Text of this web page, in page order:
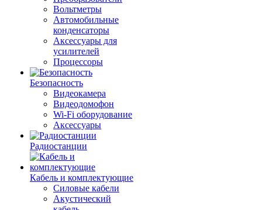
Вольтметры
Автомобильные
конденсаторы
Аксессуары для
усилителей
Процессоры
Безопасность
Видеокамера
Видеодомофон
Wi-Fi оборудование
Аксессуары
Радиостанции
Кабель и комплектующие
Силовые кабели
Акустический